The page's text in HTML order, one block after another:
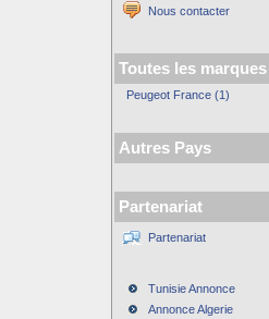
Nous contacter
Toutes les marques
Peugeot France (1)
Autres Pays
Partenariat
Partenariat
Tunisie Annonce
Annonce Algerie